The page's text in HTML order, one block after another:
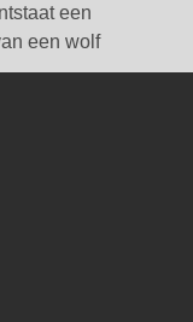
een
een wolf